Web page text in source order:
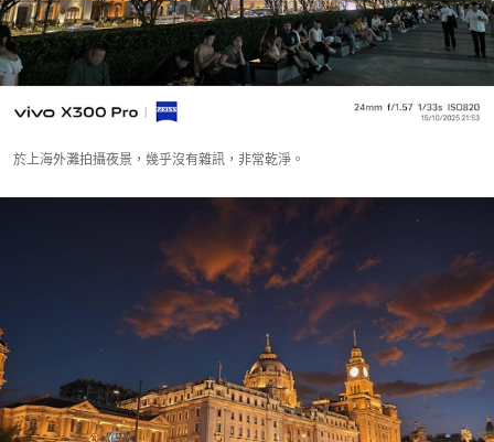
於上海外灘拍攝夜景，幾乎沒有雜訊，非常乾淨。